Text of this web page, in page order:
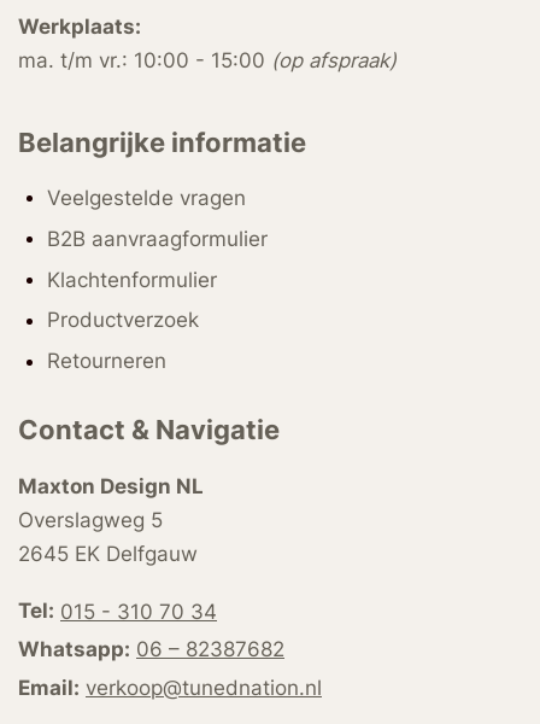
Werkplaats:
ma. t/m vr.: 10:00 - 15:00 (op afspraak)
Belangrijke informatie
Veelgestelde vragen
B2B aanvraagformulier
Klachtenformulier
Productverzoek
Retourneren
Contact & Navigatie
Maxton Design NL
Overslagweg 5
2645 EK Delfgauw
Tel: 015 - 310 70 34
Whatsapp: 06 – 82387682
Email: verkoop@tunednation.nl